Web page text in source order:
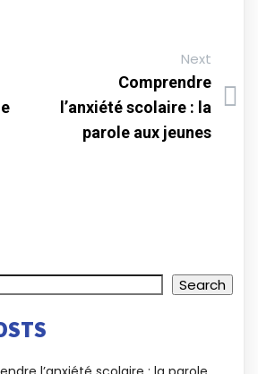
Next
Comprendre
l’anxiété scolaire : la
parole aux jeunes
Search